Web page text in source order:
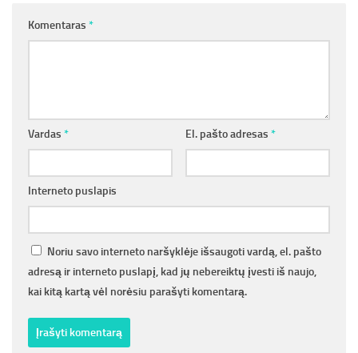
Komentaras *
Vardas * El. pašto adresas *
Interneto puslapis
Noriu savo interneto naršyklėje išsaugoti vardą, el. pašto
adresą ir interneto puslapį, kad jų nebereiktų įvesti iš naujo,
kai kitą kartą vėl norėsiu parašyti komentarą.